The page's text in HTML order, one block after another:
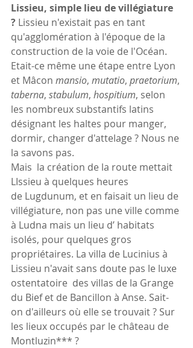
Lissieu, simple lieu de villégiature
? Lissieu n'existait pas en tant
qu'agglomération à l'époque de la
construction de la voie de l'Océan.
Etait-ce même une étape entre Lyon
et Mâcon mansio, mutatio, praetorium,
taberna, stabulum, hospitium, selon
les nombreux substantifs latins
désignant les haltes pour manger,
dormir, changer d'attelage ? Nous ne
la savons pas.
Mais  la création de la route mettait
LIssieu à quelques heures
de Lugdunum, et en faisait un lieu de
villégiature, non pas une ville comme
à Ludna mais un lieu d’ habitats
isolés, pour quelques gros
propriétaires. La villa de Lucinius à
Lissieu n'avait sans doute pas le luxe
ostentatoire  des villas de la Grange
du Bief et de Bancillon à Anse. Sait-
on d'ailleurs où elle se trouvait ? Sur
les lieux occupés par le château de
Montluzin*** ?